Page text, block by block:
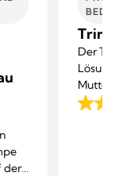
der
Der
3.0